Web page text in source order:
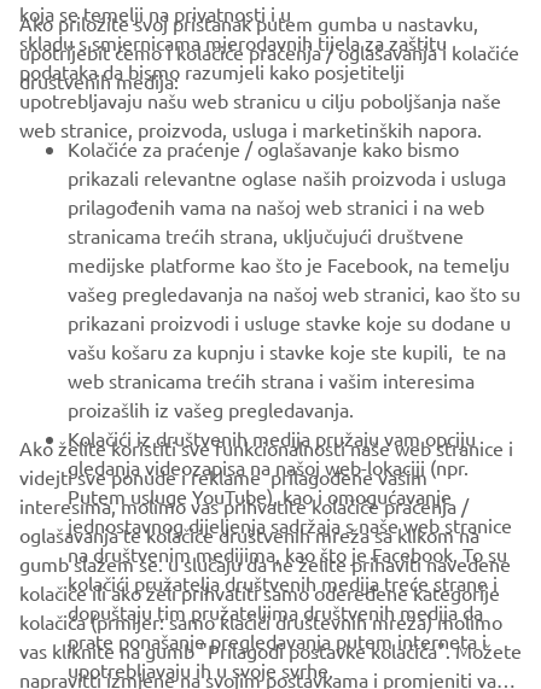
CORPORATE
FOR BUSINESS
MORE YAMAHA
SUPPORT
BILTEN
Budite prvi koji će saznati o najnovijim ponudama, posebnim
događajima, novim izdanjima i još mnogo toga
PRETPLATITE SE
Pročitajte našu Politiku privatnosti kako biste saznali kako
obrađujemo vaše osobne podatke:Pravila o Zaštiti Privatnosti
koja se temelji na privatnosti i u
skladu s smjernicama mjerodavnih tijela za zaštitu
podataka da bismo razumjeli kako posjetitelji
upotrebljavaju našu web stranicu u cilju poboljšanja naše
web stranice, proizvoda, usluga i marketinških napora.
Ako priložite svoj pristanak putem gumba u nastavku,
upotrijebit ćemo i kolačiće praćenja / oglašavanja i kolačiće
društvenih medija:
Kolačiće za praćenje / oglašavanje kako bismo
prikazali relevantne oglase naših proizvoda i usluga
prilagođenih vama na našoj web stranici i na web
stranicama trećih strana, uključujući društvene
medijske platforme kao što je Facebook, na temelju
vašeg pregledavanja na našoj web stranici, kao što su
prikazani proizvodi i usluge stavke koje su dodane u
vašu košaru za kupnju i stavke koje ste kupili, te na
web stranicama trećih strana i vašim interesima
proizašlih iz vašeg pregledavanja.
Kolačići iz društvenih medija pružaju vam opciju
gledanja videozapisa na našoj web-lokaciji (npr.
Putem usluge YouTube), kao i omogućavanje
jednostavnog dijeljenja sadržaja s naše web stranice
na društvenim medijima, kao što je Facebook. To su
kolačići pružatelja društvenih medija treće strane i
dopuštaju tim pružateljima društvenih medija da
prate ponašanje pregledavanja putem interneta i
upotrebljavaju ih u svoje svrhe.
Ako želite koristiti sve funkcionalnosti naše web stranice i
videjti sve ponude i reklame prilagođene vašim
interesima, molimo vas prihvatite kolačiće praćenja /
oglašavanja te kolačiće društvenih mreža sa klikom na
gumb slažem se. u slučaju da ne želite prihaviti navedene
kolačiće ili ako želi prihvatiti samo odeređene kategorije
kolačića (prmijer: samo klačići društevnih mreža) molimo
vas kliknite na gumb "Prilagodi postavke kolačića". Možete
napravitti izmjene na svojim postavkama i promjeniti vaš